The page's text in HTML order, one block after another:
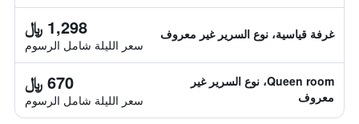
غرفة قياسية، نوع السرير غير معروف 1,298 ﷼
سعر الليلة شامل الرسوم
Queen room، نوع السرير غير
معروف
670 ﷼
سعر الليلة شامل الرسوم